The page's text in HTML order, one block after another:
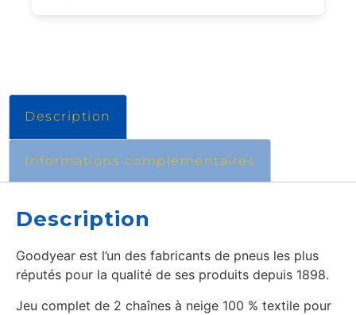
Description
Informations complémentaires
Description
Goodyear est l’un des fabricants de pneus les plus
réputés pour la qualité de ses produits depuis 1898.
Jeu complet de 2 chaînes à neige 100 % textile pour